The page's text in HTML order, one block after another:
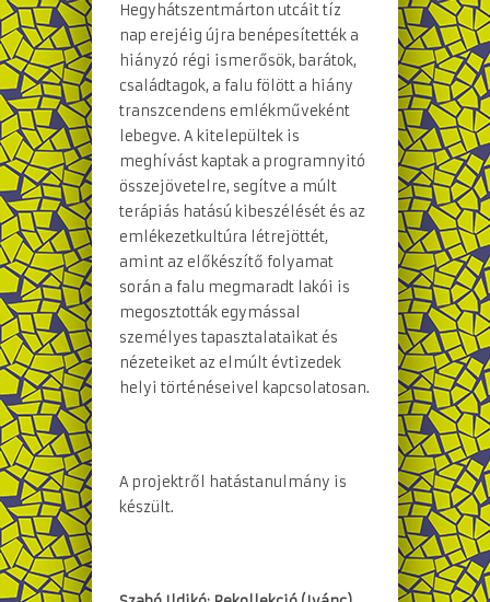
Hegyhátszentmárton utcáit tíz
nap erejéig újra benépesítették a
hiányzó régi ismerősök, barátok,
családtagok, a falu fölött a hiány
transzcendens emlékműveként
lebegve. A kitelepültek is
meghívást kaptak a programnyitó
összejövetelre, segítve a múlt
terápiás hatású kibeszélését és az
emlékezetkultúra létrejöttét,
amint az előkészítő folyamat
során a falu megmaradt lakói is
megosztották egymással
személyes tapasztalataikat és
nézeteiket az elmúlt évtizedek
helyi történéseivel kapcsolatosan.
A projektről hatástanulmány is
készült.